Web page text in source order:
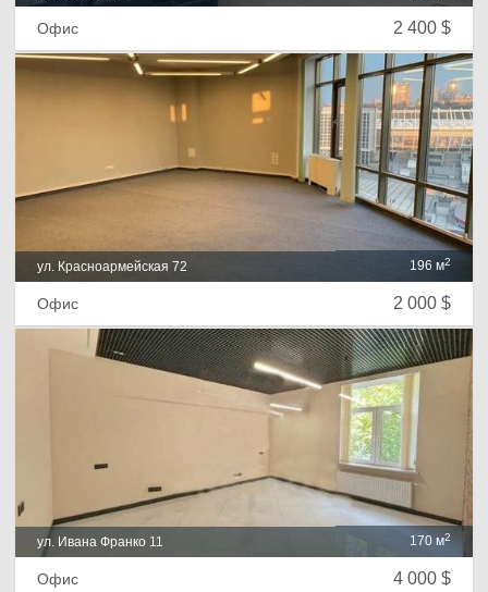
2 400 $
Офис
ул. Красноармейская 72 196 м2
2 000 $
Офис
ул. Ивана Франко 11 170 м2
4 000 $
Офис